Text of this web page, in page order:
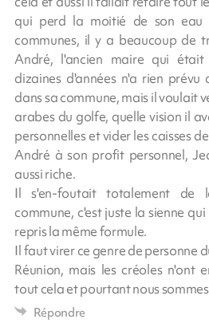
qui perd la moitié de son eau
communes, il y a beaucoup de
André, l'ancien maire qui
dizaines d'années n'a rien
dans sa commune, mais il voulait
arabes du golfe, quelle vision il
personnelles et vider les caisses
André à son profit personnel,
aussi riche.
Il s'en-foutait totalement de
commune, c'est juste la sienne
repris la même formule.
Il faut virer ce genre de personne
Réunion, mais les créoles n'ont
tout cela et pourtant nous
Répondre